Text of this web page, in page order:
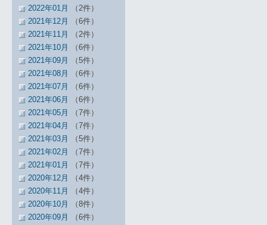
2022年01月
（2件）
2021年12月
（6件）
2021年11月
（2件）
2021年10月
（6件）
2021年09月
（5件）
2021年08月
（6件）
2021年07月
（6件）
2021年06月
（6件）
2021年05月
（7件）
2021年04月
（7件）
2021年03月
（5件）
2021年02月
（7件）
2021年01月
（7件）
2020年12月
（4件）
2020年11月
（4件）
2020年10月
（8件）
2020年09月
（6件）